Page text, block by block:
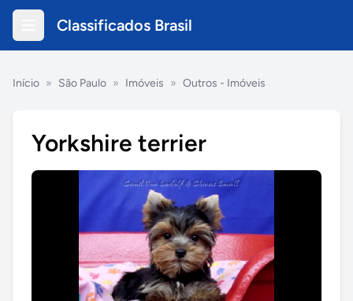
Classificados Brasil
Início » São Paulo » Imóveis » Outros - Imóveis
Yorkshire terrier